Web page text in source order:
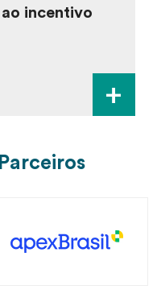
incentivo
+